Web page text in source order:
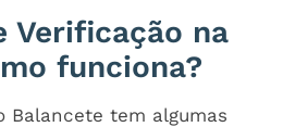
Verificação na
funciona?
Balancete tem algumas